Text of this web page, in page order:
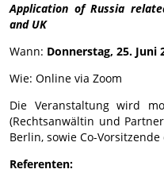
Application of Russia
and UK
Wann: Donnerstag, 25. Juni
Wie: Online via Zoom
Die Veranstaltung wird
(Rechtsanwältin und
Berlin, sowie Co-Vorsitzende
Referenten: